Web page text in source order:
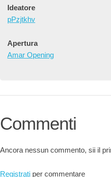
Ideatore
pPzjtkhv
Apertura
Amar Opening
Commenti
Ancora nessun commento, sii il
Registrati per commentare